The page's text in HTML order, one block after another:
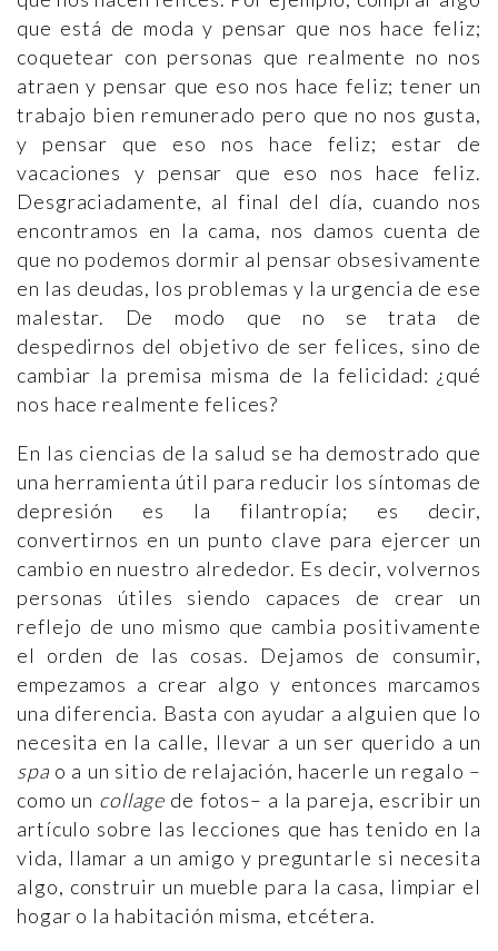
que está de moda y pensar que nos hace feliz;
coquetear con personas que realmente no nos
atraen y pensar que eso nos hace feliz; tener un
trabajo bien remunerado pero que no nos gusta,
y pensar que eso nos hace feliz; estar de
vacaciones y pensar que eso nos hace feliz.
Desgraciadamente, al final del día, cuando nos
encontramos en la cama, nos damos cuenta de
que no podemos dormir al pensar obsesivamente
en las deudas, los problemas y la urgencia de ese
malestar. De modo que no se trata de
despedirnos del objetivo de ser felices, sino de
cambiar la premisa misma de la felicidad: ¿qué
nos hace realmente felices?
En las ciencias de la salud se ha demostrado que
una herramienta útil para reducir los síntomas de
depresión es la filantropía; es decir,
convertirnos en un punto clave para ejercer un
cambio en nuestro alrededor. Es decir, volvernos
personas útiles siendo capaces de crear un
reflejo de uno mismo que cambia positivamente
el orden de las cosas. Dejamos de consumir,
empezamos a crear algo y entonces marcamos
una diferencia. Basta con ayudar a alguien que lo
necesita en la calle, llevar a un ser querido a un
spa o a un sitio de relajación, hacerle un regalo –
como un collage de fotos– a la pareja, escribir un
artículo sobre las lecciones que has tenido en la
vida, llamar a un amigo y preguntarle si necesita
algo, construir un mueble para la casa, limpiar el
hogar o la habitación misma, etcétera.